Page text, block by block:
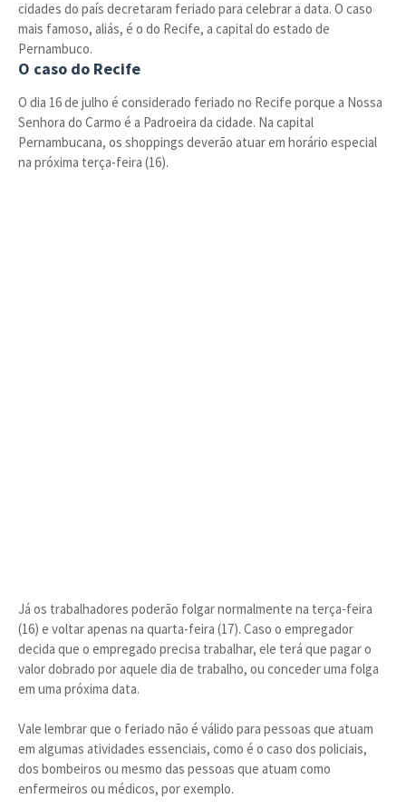
cidades do país decretaram feriado para celebrar a data. O caso
mais famoso, aliás, é o do Recife, a capital do estado de
Pernambuco.
O caso do Recife
O dia 16 de julho é considerado feriado no Recife porque a Nossa
Senhora do Carmo é a Padroeira da cidade. Na capital
Pernambucana, os shoppings deverão atuar em horário especial
na próxima terça-feira (16).
Já os trabalhadores poderão folgar normalmente na terça-feira
(16) e voltar apenas na quarta-feira (17). Caso o empregador
decida que o empregado precisa trabalhar, ele terá que pagar o
valor dobrado por aquele dia de trabalho, ou conceder uma folga
em uma próxima data.
Vale lembrar que o feriado não é válido para pessoas que atuam
em algumas atividades essenciais, como é o caso dos policiais,
dos bombeiros ou mesmo das pessoas que atuam como
enfermeiros ou médicos, por exemplo.